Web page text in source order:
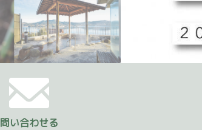
九州女
問い合わせる